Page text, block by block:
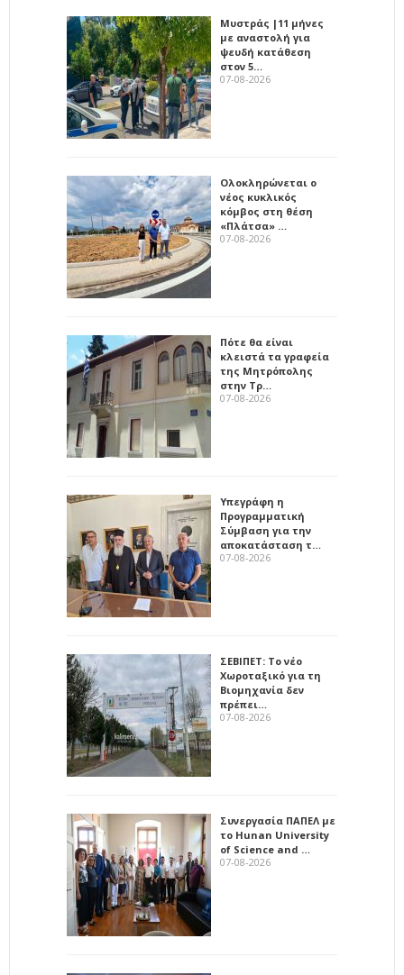
Μυστράς |11 μήνες
με αναστολή για
ψευδή κατάθεση
στον 5…
07-08-2026
Ολοκληρώνεται ο
νέος κυκλικός
κόμβος στη θέση
«Πλάτσα» …
07-08-2026
Πότε θα είναι
κλειστά τα γραφεία
της Μητρόπολης
στην Τρ…
07-08-2026
Υπεγράφη η
Προγραμματική
Σύμβαση για την
αποκατάσταση τ…
07-08-2026
ΣΕΒΙΠΕΤ: Το νέο
Χωροταξικό για τη
Βιομηχανία δεν
πρέπει…
07-08-2026
Συνεργασία ΠΑΠΕΛ με
το Hunan University
of Science and …
07-08-2026